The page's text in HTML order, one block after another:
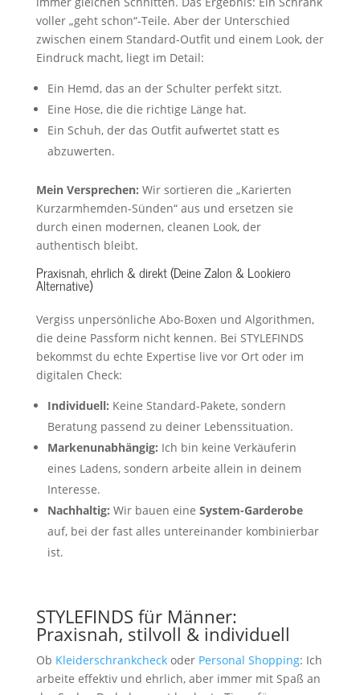
voller „geht schon“-Teile. Aber der Unterschied
zwischen einem Standard-Outfit und einem Look, der
Eindruck macht, liegt im Detail:
Ein Hemd, das an der Schulter perfekt sitzt.
Eine Hose, die die richtige Länge hat.
Ein Schuh, der das Outfit aufwertet statt es
abzuwerten.
Mein Versprechen: Wir sortieren die „Karierten
Kurzarmhemden-Sünden“ aus und ersetzen sie
durch einen modernen, cleanen Look, der
authentisch bleibt.
Praxisnah, ehrlich & direkt (Deine Zalon & Lookiero
Alternative)
Vergiss unpersönliche Abo-Boxen und Algorithmen,
die deine Passform nicht kennen. Bei STYLEFINDS
bekommst du echte Expertise live vor Ort oder im
digitalen Check:
Individuell: Keine Standard-Pakete, sondern
Beratung passend zu deiner Lebenssituation.
Markenunabhängig: Ich bin keine Verkäuferin
eines Ladens, sondern arbeite allein in deinem
Interesse.
Nachhaltig: Wir bauen eine System-Garderobe
auf, bei der fast alles untereinander kombinierbar
ist.
STYLEFINDS für Männer:
Praxisnah, stilvoll & individuell
Ob Kleiderschrankcheckoder Personal Shopping: Ich
arbeite effektiv und ehrlich, aber immer mit Spaß an